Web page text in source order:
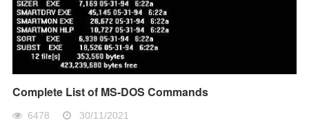
Complete List of MS-DOS Commands
6478 30/11/2021